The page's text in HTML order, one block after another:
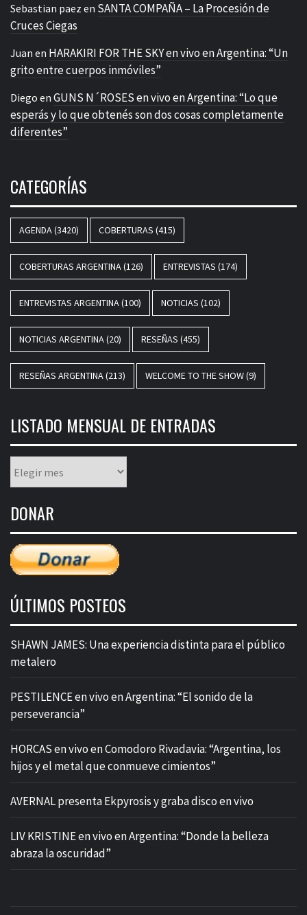
Sebastian paez en SANTA COMPAÑA – La Procesión de
Cruces Ciegas
Juan en HARAKIRI FOR THE SKY en vivo en Argentina: “Un
grito entre cuerpos inmóviles”
Diego en GUNS N´ROSES en vivo en Argentina: “Lo que
esperás y lo que obtenés son dos cosas completamente
diferentes”
CATEGORÍAS
AGENDA(3420) COBERTURAS (415)
COBERTURAS ARGENTINA(126) ENTREVISTAS (174)
ENTREVISTAS ARGENTINA(100) NOTICIAS (102)
NOTICIAS ARGENTINA(20) RESEÑAS (455)
RESEÑAS ARGENTINA(213) WELCOME TO THE SHOW(9)
LISTADO MENSUAL DE ENTRADAS
mensual
entradas
DONAR
ÚLTIMOS POSTEOS
SHAWN JAMES: Una experiencia distinta para el público
metalero
PESTILENCE en vivo en Argentina: “El sonido de la
perseverancia”
HORCAS en vivo en Comodoro Rivadavia: “Argentina, los
hijos y el metal que conmueve cimientos”
AVERNAL presenta Ekpyrosis y graba disco en vivo
LIV KRISTINE en vivo en Argentina: “Donde la belleza
abraza la oscuridad”